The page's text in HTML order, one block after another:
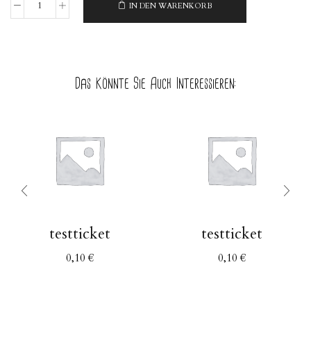
testticket
IN DEN WARENKORB
Das Könnte Sie Auch Interessieren:
testticket
0,10€
testticket
0,10€